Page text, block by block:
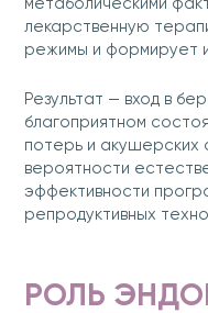
метаболическими
лекарственную
режимы и формирует
Результат — вход в
благоприятном
потерь и акушерских
вероятности
эффективности
репродуктивных
РОЛЬ